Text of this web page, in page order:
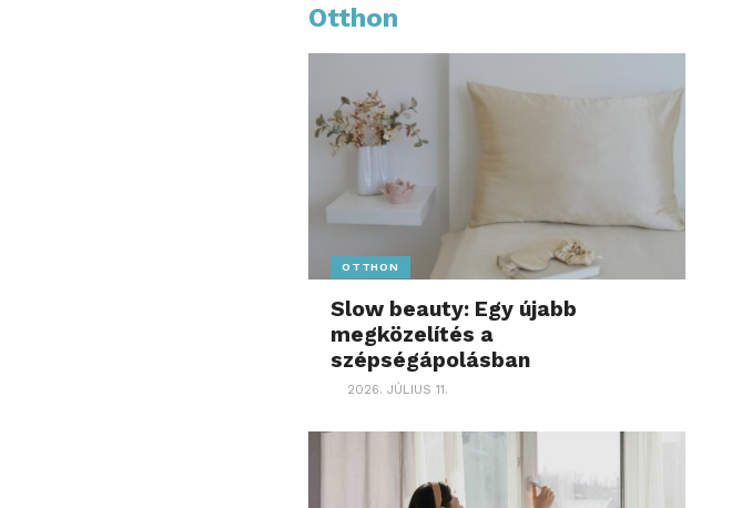
Otthon
OTTHON
Slow beauty: Egy újabb
megközelítés a
szépségápolásban
2026. JÚLIUS 11.